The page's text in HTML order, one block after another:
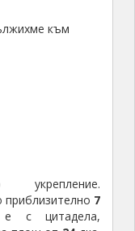
към
укрепление.
7
е с цитадела,